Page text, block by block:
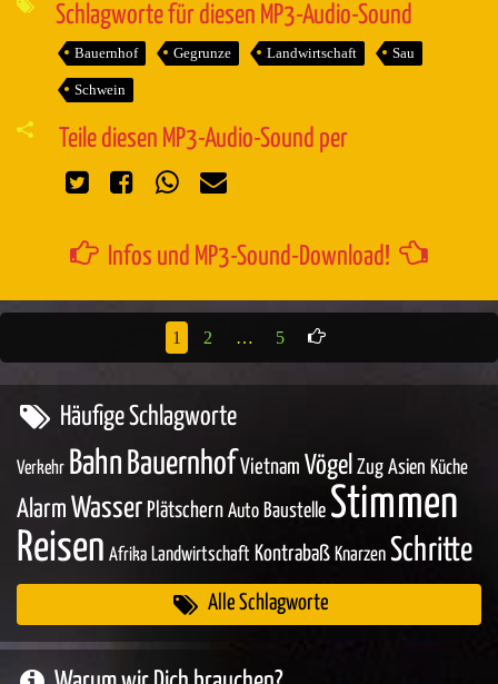
Schlagworte für diesen MP3-Audio-Sound
Bauernhof Gegrunze Landwirtschaft Sau
Schwein
Teile diesen MP3-Audio-Sound per
Infos und MP3-Sound-Download!
1 2 … 5
Häufige Schlagworte
Verkehr Bahn Bauernhof Vietnam Vögel Zug Asien Küche
Alarm Wasser Plätschern Auto Baustelle Stimmen
Reisen Afrika Landwirtschaft Kontrabaß Knarzen Schritte
Alle Schlagworte